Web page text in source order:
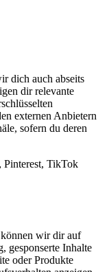
dich auch abseits
dir relevante
externen Anbietern
sofern du deren
TikTok
wir dir auf
gesponserte Inhalte
oder Produkte